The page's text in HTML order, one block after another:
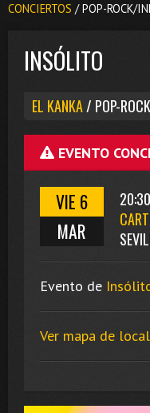
CONCIERTOS / POP-ROCK/
INSÓLITO
EL KANKA/ POP-
EVENTO
VIE 6
MAR
Evento de
Ver mapa de